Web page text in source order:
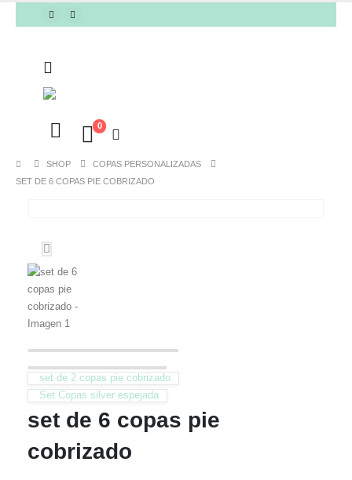
0
SHOP
COPAS PERSONALIZADAS
SET DE 6 COPAS PIE COBRIZADO
set de 2 copas pie cobrizado
Set Copas silver espejada
set de 6 copas pie
cobrizado